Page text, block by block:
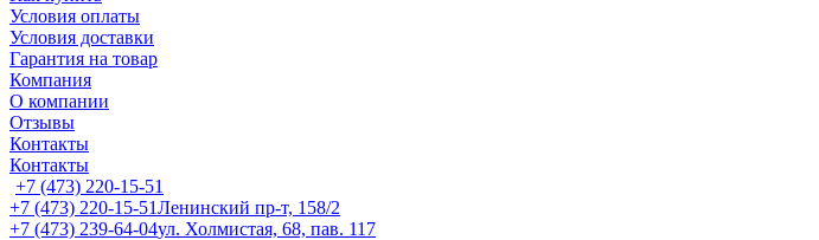
Условия оплаты
Условия доставки
Гарантия на товар
Компания
О компании
Отзывы
Контакты
Контакты
+7 (473) 220-15-51
+7 (473) 220-15-51Ленинский пр-т, 158/2
+7 (473) 239-64-04ул. Холмистая, 68, пав. 117